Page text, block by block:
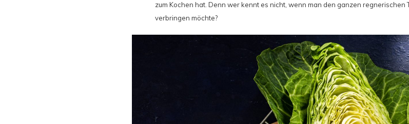
zum Kochen hat. Denn wer kennt es nicht, wenn man den ganzen regnerischen
verbringen möchte?